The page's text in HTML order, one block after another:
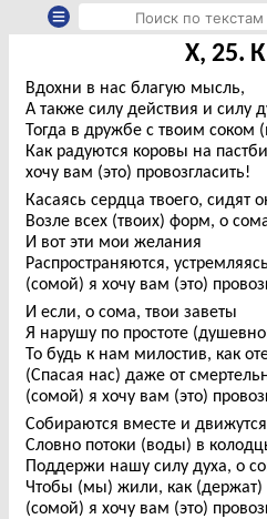
X, 25.
Вдохни в нас благую мысль,
А также силу действия и силу
Тогда в дружбе с твоим соком
Как радуются коровы на
хочу вам (это) провозгласить!
Касаясь сердца твоего, сидят
Возле всех (твоих) форм, о
И вот эти мои желания
Распространяются,
(сомой) я хочу вам (это)
И если, о сома, твои заветы
Я нарушу по простоте
То будь к нам милостив, как
(Спасая нас) даже от
(сомой) я хочу вам (это)
Собираются вместе и
Словно потоки (воды) в
Поддержи нашу силу духа, о
Чтобы (мы) жили, как (держат)
(сомой) я хочу вам (это)